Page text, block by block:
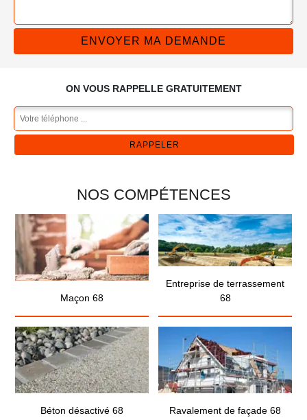
ON VOUS RAPPELLE GRATUITEMENT
NOS COMPÉTENCES
Maçon 68
Entreprise de terrassement
68
Béton désactivé 68 Ravalement de façade 68